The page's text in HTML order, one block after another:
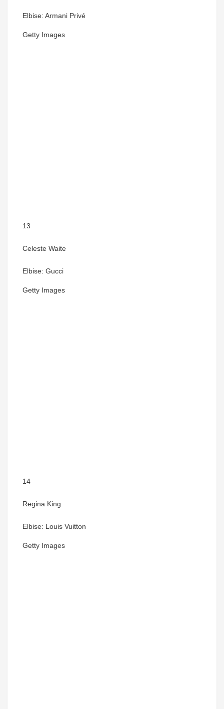
Elbise: Armani Privé
Getty Images
13
Celeste Waite
Elbise: Gucci
Getty Images
14
Regina King
Elbise: Louis Vuitton
Getty Images